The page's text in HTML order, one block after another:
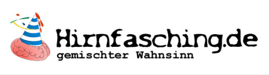
Inhalt
wechseln
Hauptmenü
springen